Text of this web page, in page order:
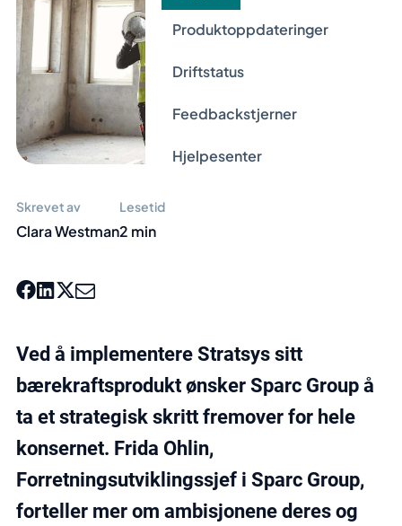
Produktoppdateringer
Driftstatus
Feedbackstjerner
Hjelpesenter
Skrevet av
Clara Westman
Lesetid
2 min
Ved å implementere Stratsys sitt
bærekraftsprodukt ønsker Sparc Group å
ta et strategisk skritt fremover for hele
konsernet. Frida Ohlin,
Forretningsutviklingssjef i Sparc Group,
forteller mer om ambisjonene deres og